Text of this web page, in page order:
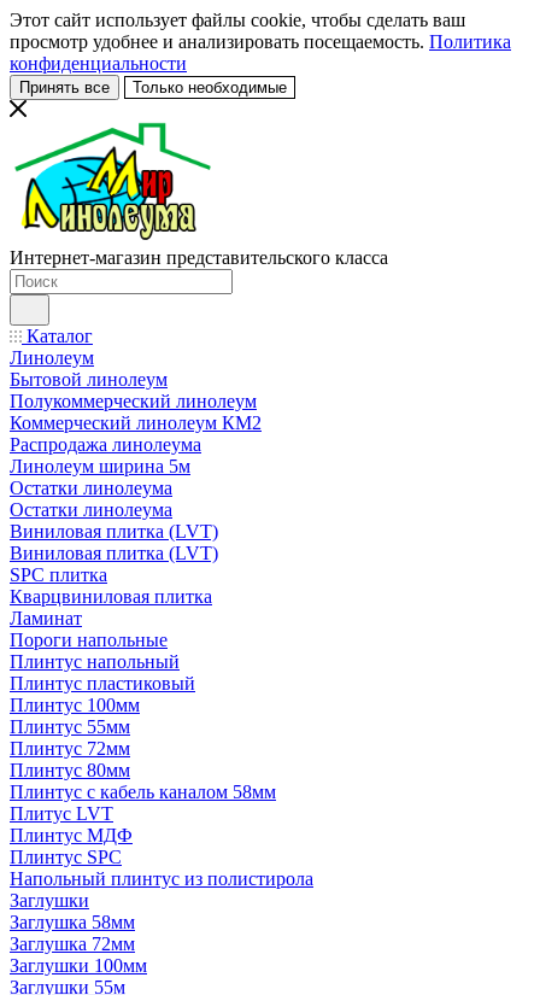
Этот сайт использует файлы cookie, чтобы сделать ваш
просмотр удобнее и анализировать посещаемость. Политика
конфиденциальности
Принять все Только необходимые
Интернет-магазин представительского класса
Каталог
Линолеум
Бытовой линолеум
Полукоммерческий линолеум
Коммерческий линолеум КМ2
Распродажа линолеума
Линолеум ширина 5м
Остатки линолеума
Остатки линолеума
Виниловая плитка (LVT)
Виниловая плитка (LVT)
SPC плитка
Кварцвиниловая плитка
Ламинат
Пороги напольные
Плинтус напольный
Плинтус пластиковый
Плинтус 100мм
Плинтус 55мм
Плинтус 72мм
Плинтус 80мм
Плинтус с кабель каналом 58мм
Плитус LVT
Плинтус МДФ
Плинтус SPC
Напольный плинтус из полистирола
Заглушки
Заглушка 58мм
Заглушка 72мм
Заглушки 100мм
Заглушки 55м